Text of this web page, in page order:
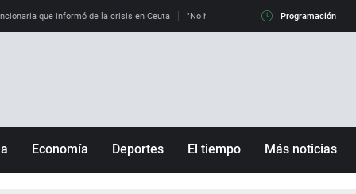
que informó de la crisis en Ceuta "No hay mafias, que no nos engañen":
Programación
Economía Deportes El tiempo Más noticias